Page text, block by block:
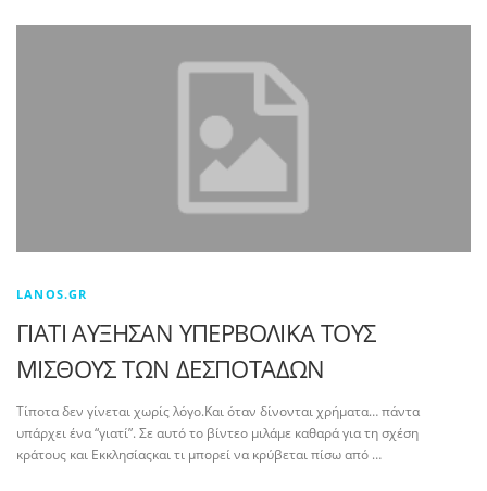
LANOS.GR
ΓΙΑΤΙ ΑΥΞΗΣΑΝ ΥΠΕΡΒΟΛΙΚΑ ΤΟΥΣ
ΜΙΣΘΟΥΣ ΤΩΝ ΔΕΣΠΟΤΑΔΩΝ
Τίποτα δεν γίνεται χωρίς λόγο.Και όταν δίνονται χρήματα… πάντα
υπάρχει ένα “γιατί”. Σε αυτό το βίντεο μιλάμε καθαρά για τη σχέση
κράτους και Εκκλησίαςκαι τι μπορεί να κρύβεται πίσω από …